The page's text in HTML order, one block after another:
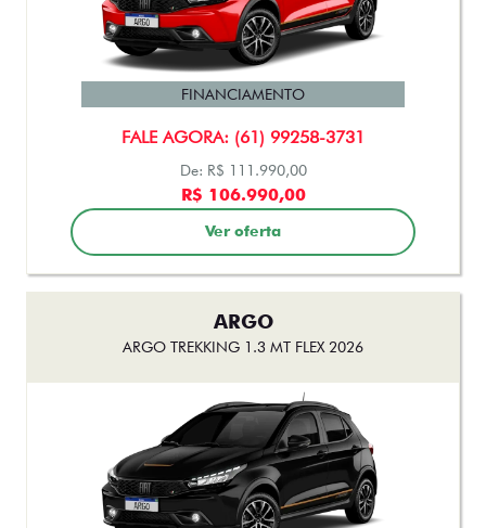
FALE AGORA: (61) 99258-3731
FINANCIAMENTO
De: R$ 111.990,00
R$ 106.990,00
Ver oferta
ARGO
ARGO TREKKING 1.3 MT FLEX 2026